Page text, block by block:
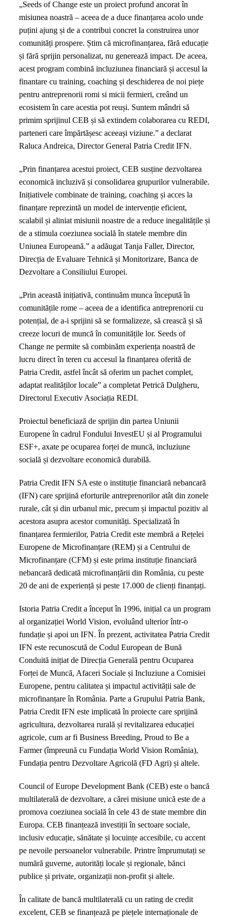
„Seeds of Change este un proiect profund ancorat în
misiunea noastră – aceea de a duce finanțarea acolo unde
puțini ajung și de a contribui concret la construirea unor
comunități prospere. Știm că microfinanțarea, fără educație
și fără sprijin personalizat, nu generează impact. De aceea,
acest program combină incluziunea financiară și accesul la
finantare cu training, coaching și deschiderea de noi piețe
pentru antreprenorii romi si micii fermieri, creând un
ecosistem în care acestia pot reuși. Suntem mândri să
primim sprijinul CEB și să extindem colaborarea cu REDI,
parteneri care împărtășesc aceeași viziune.” a declarat
Raluca Andreica, Director General Patria Credit IFN.
„Prin finanțarea acestui proiect, CEB susține dezvoltarea
economică incluzivă și consolidarea grupurilor vulnerabile.
Inițiativele combinate de training, coaching și acces la
finanțare reprezintă un model de intervenție eficient,
scalabil și aliniat misiunii noastre de a reduce inegalitățile și
de a stimula coeziunea socială în statele membre din
Uniunea Europeană.” a adăugat Tanja Faller, Director,
Direcția de Evaluare Tehnică și Monitorizare, Banca de
Dezvoltare a Consiliului Europei.
„Prin această inițiativă, continuăm munca începută în
comunitățile rome – aceea de a identifica antreprenorii cu
potențial, de a-i sprijini să se formalizeze, să crească și să
creeze locuri de muncă în comunitățile lor. Seeds of
Change ne permite să combinăm experiența noastră de
lucru direct în teren cu accesul la finanțarea oferită de
Patria Credit, astfel încât să oferim un pachet complet,
adaptat realităților locale” a completat Petrică Dulgheru,
Directorul Executiv Asociația REDI.
Proiectul beneficiază de sprijin din partea Uniunii
Europene în cadrul Fondului InvestEU și al Programului
ESF+, axate pe ocuparea forței de muncă, incluziune
socială și dezvoltare economică durabilă.
Patria Credit IFN SA este o instituție financiară nebancară
(IFN) care sprijină eforturile antreprenorilor atât din zonele
rurale, cât și din urbanul mic, precum și impactul pozitiv al
acestora asupra acestor comunități. Specializată în
finanțarea fermierilor, Patria Credit este membră a Rețelei
Europene de Microfinanțare (REM) și a Centrului de
Microfinanțare (CFM) și este prima instituție financiară
nebancară dedicată microfinanțării din România, cu peste
20 de ani de experiență și peste 17.000 de clienți finanțați.
Istoria Patria Credit a început în 1996, inițial ca un program
al organizației World Vision, evoluând ulterior într-o
fundație și apoi un IFN. În prezent, activitatea Patria Credit
IFN este recunoscută de Codul European de Bună
Conduită inițiat de Direcția Generală pentru Ocuparea
Forței de Muncă, Afaceri Sociale și Incluziune a Comisiei
Europene, pentru calitatea și impactul activității sale de
microfinanțare în România. Parte a Grupului Patria Bank,
Patria Credit IFN este implicată în proiecte care sprijină
agricultura, dezvoltarea rurală și revitalizarea educației
agricole, cum ar fi Business Breeding, Proud to Be a
Farmer (împreună cu Fundația World Vision România),
Fundația pentru Dezvoltare Agricolă (FD Agri) și altele.
Council of Europe Development Bank (CEB) este o bancă
multilaterală de dezvoltare, a cărei misiune unică este de a
promova coeziunea socială în cele 43 de state membre din
Europa. CEB finanțează investiții în sectoare sociale,
inclusiv educație, sănătate și locuințe accesibile, cu accent
pe nevoile persoanelor vulnerabile. Printre împrumutați se
numără guverne, autorități locale și regionale, bănci
publice și private, organizații non-profit și altele.
În calitate de bancă multilaterală cu un rating de credit
excelent, CEB se finanțează pe piețele internaționale de